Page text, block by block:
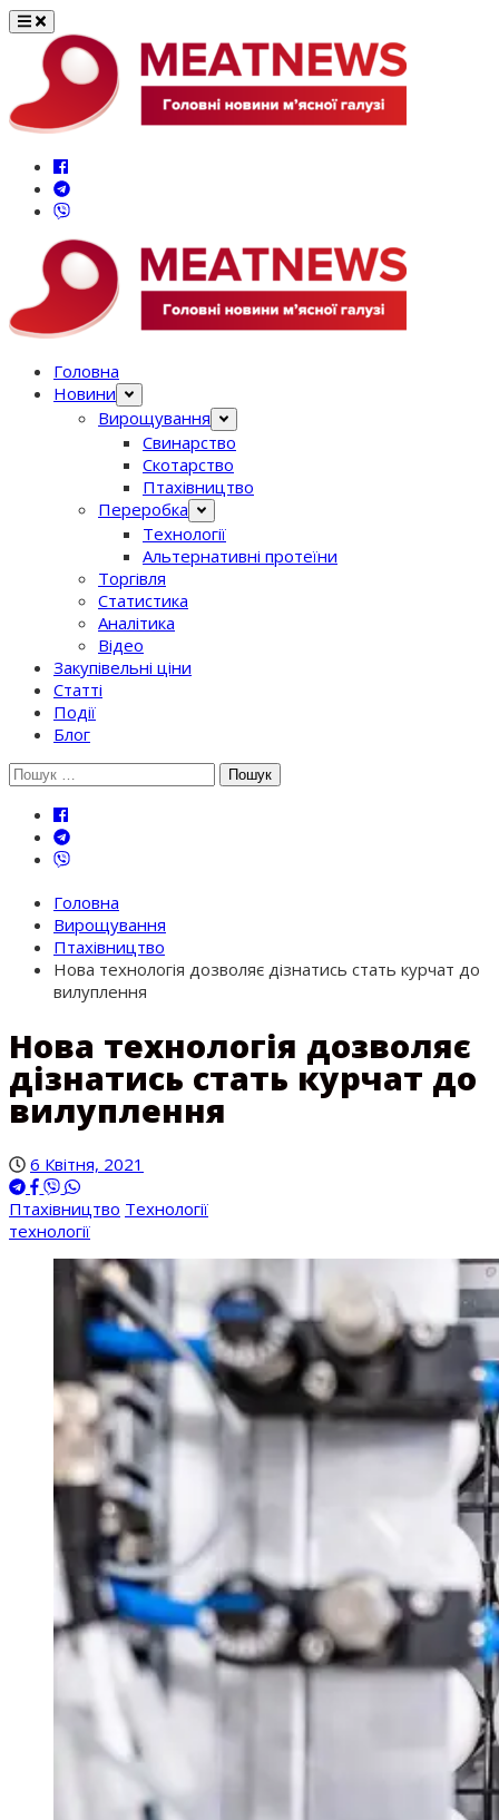
Перейти
вмісту
Головна
Новини
Вирощування
Свинарство
Скотарство
Птахівництво
Переробка
Технології
Альтернативні протеїни
Торгівля
Статистика
Аналітика
Відео
Закупівельні ціни
Статті
Події
Блог
Шукати:
Головна
Вирощування
Птахівництво
Нова технологія дозволяє дізнатись стать курчат до
вилуплення
Нова технологія дозволяє
дізнатись стать курчат до
вилуплення
6 Квітня, 2021
Птахівництво Технології
технології